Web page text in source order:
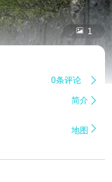
 1
0条评论 
简介 
地图 